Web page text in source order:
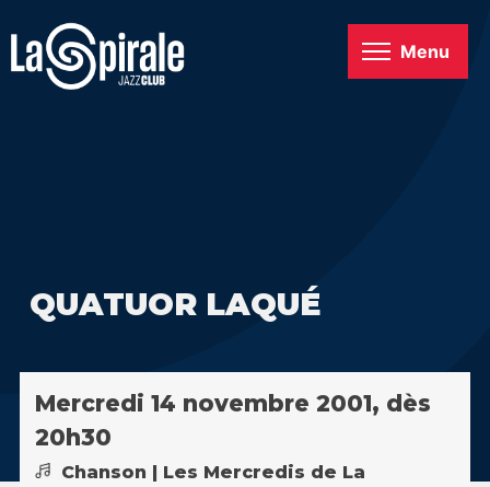
Menu
QUATUOR LAQUÉ
Mercredi 14 novembre 2001, dès
20h30
Chanson | Les Mercredis de La